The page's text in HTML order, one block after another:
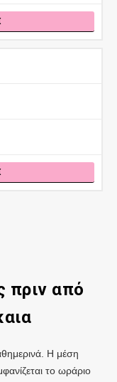
πριν από
Η μέση
το ωράριο